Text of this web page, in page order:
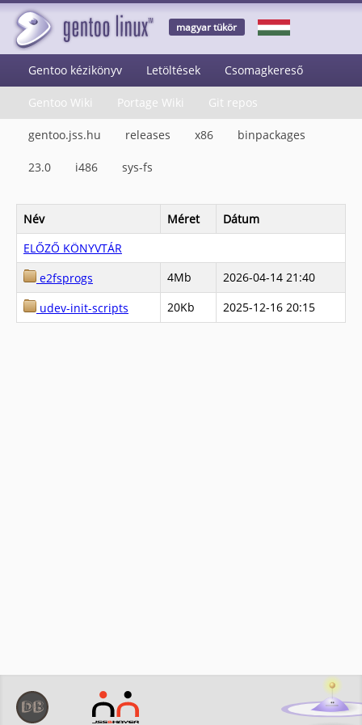
magyar tükör
Gentoo kézikönyv Letöltések Csomagkereső
Gentoo Wiki Portage Wiki Git repos
gentoo.jss.hu releases x86 binpackages
23.0 i486 sys-fs
Név Méret
Dátum
ELŐZŐ KÖNYVTÁR
e2fsprogs
4Mb
2026-04-14 21:40
udev-init-scripts
20Kb 2025-12-16 20:15